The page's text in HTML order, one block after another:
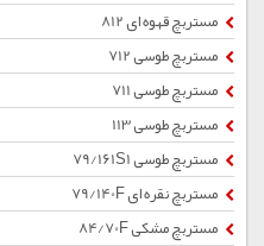
مستربچ قهوه ای 812
مستربچ طوسی 712
مستربچ طوسی 711
مستربچ طوسی 113
مستربچ طوسی 79/161S1
مستربچ نقره ای 79/140F
مستربچ مشکی 84/70F